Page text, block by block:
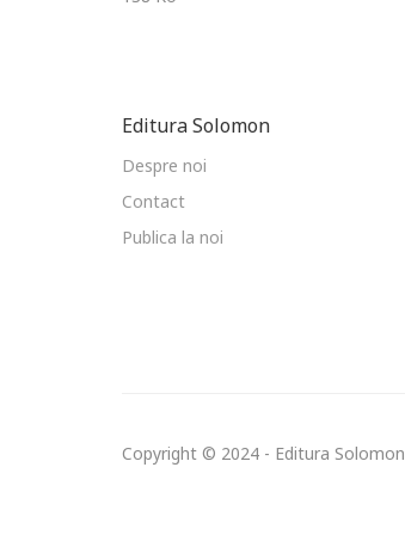
Editura Solomon
Despre noi
Contact
Publica la noi
Copyright © 2024 - Editura Solomon